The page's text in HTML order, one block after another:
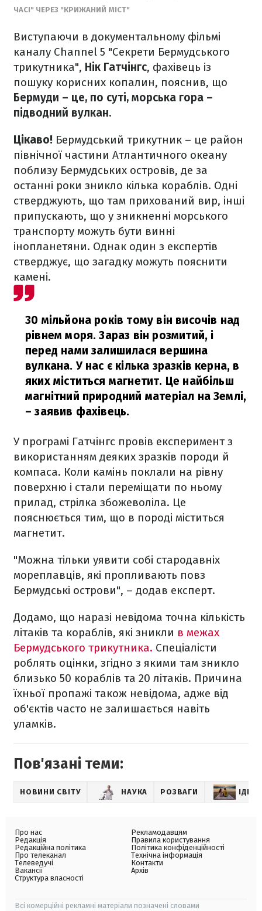
ЧАСІ" ЧЕРЕЗ "КРИЖАНИЙ МІСТ"
Виступаючи в документальному фільмі
каналу Channel 5 "Секрети Бермудського
трикутника", Нік Гатчінгс, фахівець із
пошуку корисних копалин, пояснив, що
Бермуди – це, по суті, морська гора –
підводний вулкан.
Цікаво! Бермудський трикутник – це район
північної частини Атлантичного океану
поблизу Бермудських островів, де за
останні роки зникло кілька кораблів. Одні
стверджують, що там прихований вир, інші
припускають, що у зникненні морського
транспорту можуть бути винні
інопланетяни. Однак один з експертів
стверджує, що загадку можуть пояснити
камені.
30 мільйона років тому він височів над
рівнем моря. Зараз він розмитий, і
перед нами залишилася вершина
вулкана. У нас є кілька зразків керна, в
яких міститься магнетит. Це найбільш
магнітний природний матеріал на Землі,
– заявив фахівець.
У програмі Гатчінгс провів експеримент з
використанням деяких зразків породи й
компаса. Коли камінь поклали на рівну
поверхню і стали переміщати по ньому
прилад, стрілка збожеволіла. Це
пояснюється тим, що в породі міститься
магнетит.
"Можна тільки уявити собі стародавніх
мореплавців, які пропливають повз
Бермудські острови", – додав експерт.
Додамо, що наразі невідома точна кількість
літаків та кораблів, які зникли в межах
Бермудського трикутника. Спеціалісти
роблять оцінки, згідно з якими там зникло
близько 50 кораблів та 20 літаків. Причина
їхньої пропажі також невідома, адже від
об'єктів часто не залишається навіть
уламків.
Пов'язані теми:
НОВИНИ СВІТУ НАУКА РОЗВАГИ ІДЕЇ
Про нас
Редакція
Редакційна політика
Про телеканал
Телеведучі
Вакансії
Структура власності
Рекламодавцям
Правила користування
Політика конфіденційності
Технічна інформація
Контакти
Архів
Всі комерційні рекламні матеріали позначені словами